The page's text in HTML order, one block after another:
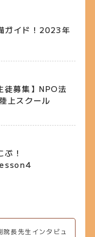
ガイド！2023年
徒募集】NPO法
上スクール
！
長先生インタビュ